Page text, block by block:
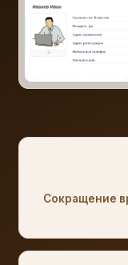
Сокращение